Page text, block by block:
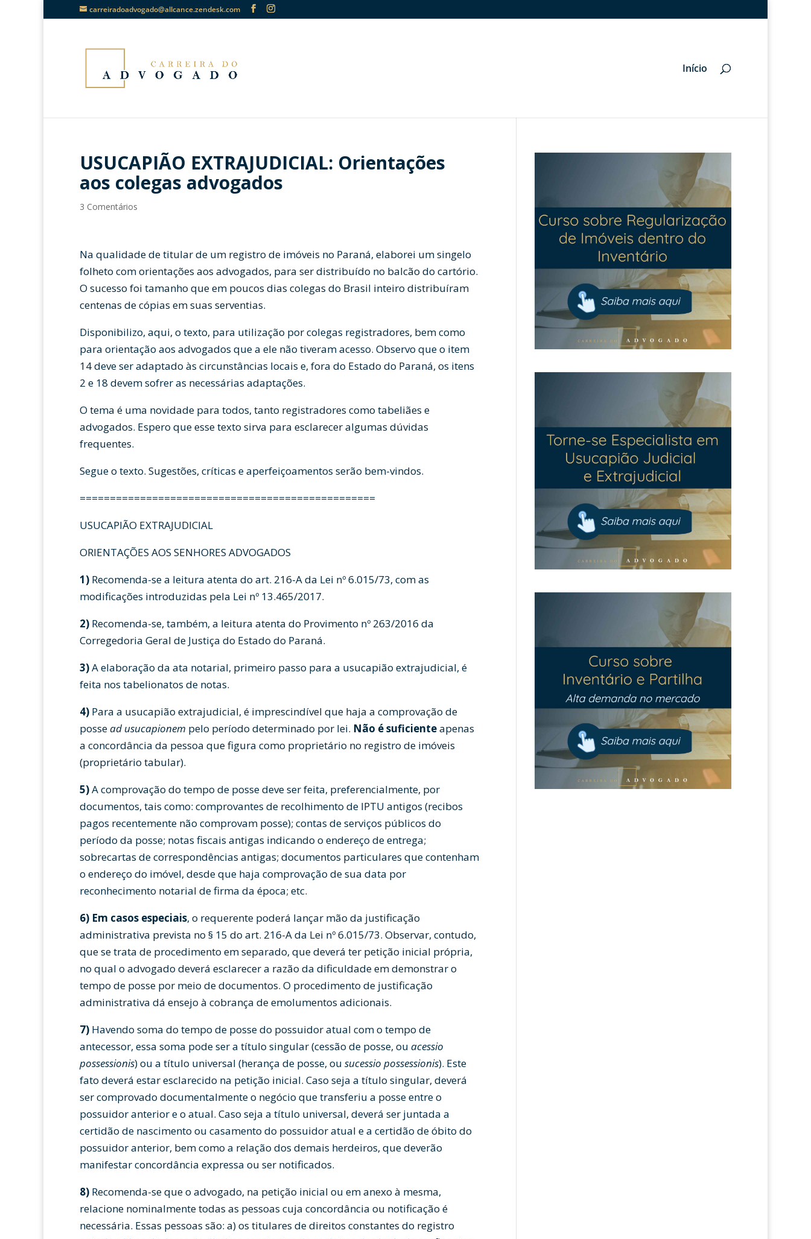
carreiradoadvogado@allcance.zendesk.com
Início
USUCAPIÃO EXTRAJUDICIAL: Orientações
aos colegas advogados
3 Comentários
Na qualidade de titular de um registro de imóveis no Paraná, elaborei um singelo
folheto com orientações aos advogados, para ser distribuído no balcão do cartório.
O sucesso foi tamanho que em poucos dias colegas do Brasil inteiro distribuíram
centenas de cópias em suas serventias.
Disponibilizo, aqui, o texto, para utilização por colegas registradores, bem como
para orientação aos advogados que a ele não tiveram acesso. Observo que o item
14 deve ser adaptado às circunstâncias locais e, fora do Estado do Paraná, os itens
2 e 18 devem sofrer as necessárias adaptações.
O tema é uma novidade para todos, tanto registradores como tabeliães e
advogados. Espero que esse texto sirva para esclarecer algumas dúvidas
frequentes.
Segue o texto. Sugestões, críticas e aperfeiçoamentos serão bem-vindos.
=================================================
USUCAPIÃO EXTRAJUDICIAL
ORIENTAÇÕES AOS SENHORES ADVOGADOS
1) Recomenda-se a leitura atenta do art. 216-A da Lei nº 6.015/73, com as
modificações introduzidas pela Lei nº 13.465/2017.
2) Recomenda-se, também, a leitura atenta do Provimento nº 263/2016 da
Corregedoria Geral de Justiça do Estado do Paraná.
3)A elaboração da ata notarial, primeiro passo para a usucapião extrajudicial, é
feita nos tabelionatos de notas.
4) Para a usucapião extrajudicial, é imprescindível que haja a comprovação de
possead usucapionem pelo período determinado por lei. Não é suficienteapenas
a concordância da pessoa que figura como proprietário no registro de imóveis
(proprietário tabular).
5)A comprovação do tempo de posse deve ser feita, preferencialmente, por
documentos, tais como: comprovantes de recolhimento de IPTU antigos (recibos
pagos recentemente não comprovam posse); contas de serviços públicos do
período da posse; notas fiscais antigas indicando o endereço de entrega;
sobrecartas de correspondências antigas; documentos particulares que contenham
o endereço do imóvel, desde que haja comprovação de sua data por
reconhecimento notarial de firma da época; etc.
6) Em casos especiais, o requerente poderá lançar mão da justificação
administrativa prevista no § 15 do art. 216-A da Lei nº 6.015/73. Observar, contudo,
que se trata de procedimento em separado, que deverá ter petição inicial própria,
no qual o advogado deverá esclarecer a razão da dificuldade em demonstrar o
tempo de posse por meio de documentos. O procedimento de justificação
administrativa dá ensejo à cobrança de emolumentos adicionais.
7) Havendo soma do tempo de posse do possuidor atual com o tempo de
antecessor, essa soma pode ser a título singular (cessão de posse, ou acessio
possessionis) ou a título universal (herança de posse, ou sucessio possessionis). Este
fato deverá estar esclarecido na petição inicial. Caso seja a título singular, deverá
ser comprovado documentalmente o negócio que transferiu a posse entre o
possuidor anterior e o atual. Caso seja a título universal, deverá ser juntada a
certidão de nascimento ou casamento do possuidor atual e a certidão de óbito do
possuidor anterior, bem como a relação dos demais herdeiros, que deverão
manifestar concordância expressa ou ser notificados.
8) Recomenda-se que o advogado, na petição inicial ou em anexo à mesma,
relacione nominalmente todas as pessoas cuja concordância ou notificação é
necessária. Essas pessoas são: a) os titulares de direitos constantes do registro